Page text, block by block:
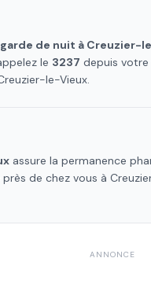
de nuit à Creuzier-
le 3237 depuis
le-Vieux.
assure la permanence
de chez vous à
ANNONCE